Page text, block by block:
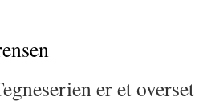
er et